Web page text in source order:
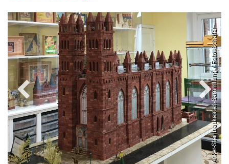
Anker-Steinbaukasten-Sammlung / Foto: Schäfer